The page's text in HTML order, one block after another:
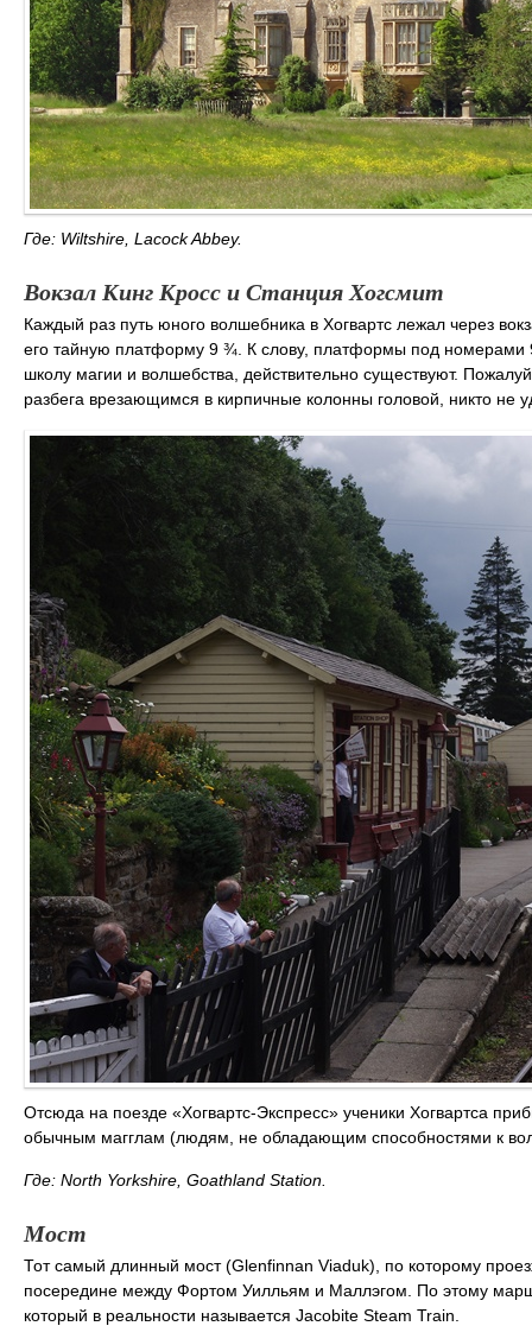
Где: Wiltshire, Lacock Abbey.
Вокзал Кинг Кросс и Станция Хогсмит
Каждый раз путь юного волшебника в Хогвартс лежал через
его тайную платформу 9 ¾. К слову, платформы под номерами
школу магии и волшебства, действительно существуют.
разбега врезающимся в кирпичные колонны головой, никто не
Отсюда на поезде «Хогвартс-Экспресс» ученики Хогвартса
обычным магглам (людям, не обладающим способностями к
Где: North Yorkshire, Goathland Station.
Мост
Тот самый длинный мост (Glenfinnan Viaduk), по которому
посередине между Фортом Уилльям и Маллэгом. По этому
который в реальности называется Jacobite Steam Train.